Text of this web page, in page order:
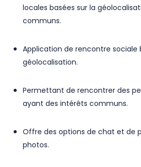
locales basées sur la
communs.
Application de rencontre sociale
géolocalisation.
Permettant de rencontrer des
ayant des intérêts communs.
Offre des options de chat et de
photos.